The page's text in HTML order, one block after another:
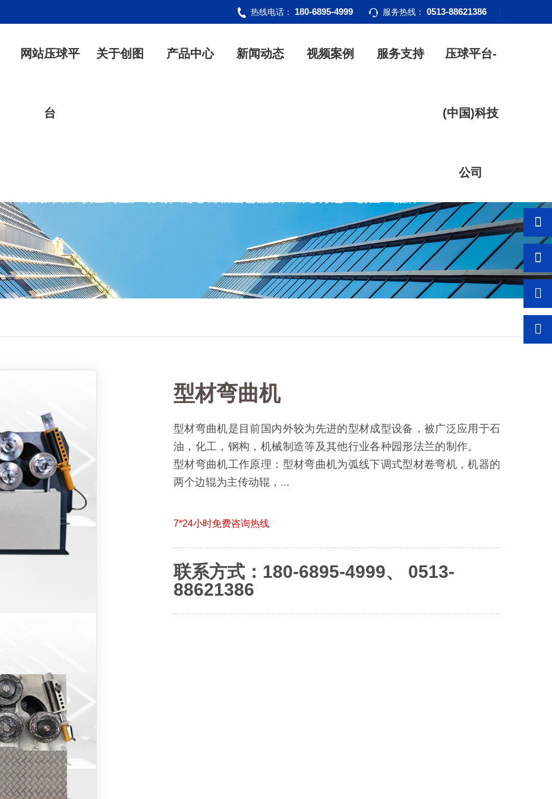
服务热线： 0513-88621386
热线电话： 180-6895-4999
网站压球平
台
关于创图 产品中心 新闻动态 视频案例 服务支持 压球平台-
(中国)科技
公司
型材弯曲机
型材弯曲机是目前国内外较为先进的型材成型设备，被广泛应用于石
油，化工，钢构，机械制造等及其他行业各种园形法兰的制作。
型材弯曲机工作原理：型材弯曲机为弧线下调式型材卷弯机，机器的
两个边辊为主传动辊，...
7*24小时免费咨询热线
联系方式：180-6895-4999、 0513-
88621386